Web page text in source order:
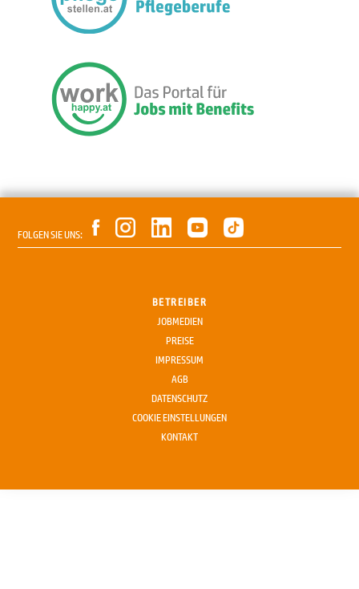
FOLGEN SIE UNS:
BETREIBER
JOBMEDIEN
PREISE
IMPRESSUM
AGB
DATENSCHUTZ
COOKIE EINSTELLUNGEN
KONTAKT